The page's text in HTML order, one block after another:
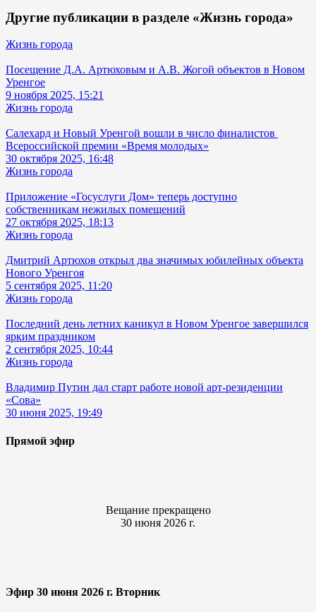
Другие публикации в разделе «Жизнь города»
Жизнь города
Посещение Д.А. Артюховым и А.В. Жогой объектов в Новом
Уренгое
9 ноября 2025, 15:21
Жизнь города
Салехард и Новый Уренгой вошли в число финалистов
Всероссийской премии «Время молодых»
30 октября 2025, 16:48
Жизнь города
Приложение «Госуслуги Дом» теперь доступно
собственникам нежилых помещений
27 октября 2025, 18:13
Жизнь города
Дмитрий Артюхов открыл два значимых юбилейных объекта
Нового Уренгоя
5 сентября 2025, 11:20
Жизнь города
Последний день летних каникул в Новом Уренгое завершился
ярким праздником
2 сентября 2025, 10:44
Жизнь города
Владимир Путин дал старт работе новой арт-резиденции
«Сова»
30 июня 2025, 19:49
Прямой эфир
Вещание прекращено
30 июня 2026 г.
Эфир 30 июня 2026 г. Вторник